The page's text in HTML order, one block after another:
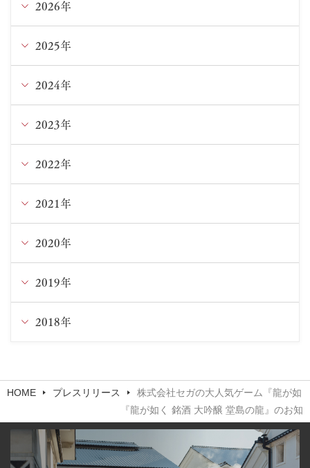
2026年
1月
2025年
12月
9月
7月
5月
2月
2024年
12月
11月
10月
9月
6月
5月
2023年
12月
11月
10月
9月
6月
4月
2月
2022年
12月
10月
9月
7月
3月
2021年
12月
7月
4月
2020年
9月
6月
2019年
10月
5月
2月
2018年
HOME プレスリリース
株式会社セガの大人気ゲーム『龍が如
『龍が如く 銘酒 大吟醸 堂島の龍』のお知